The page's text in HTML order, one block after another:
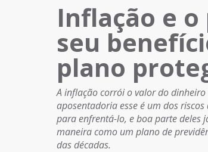
Inflação e
seu
plano
A inflação corrói o valor do
aposentadoria esse é um dos
para enfrentá-lo, e boa parte deles
maneira como um plano de
das décadas.